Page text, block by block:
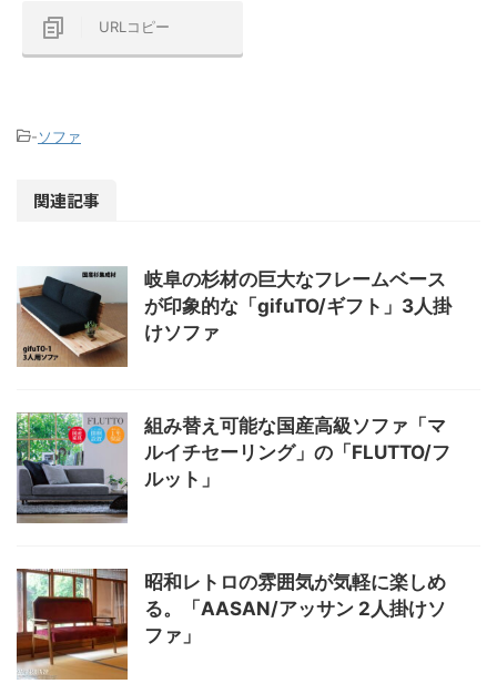
URLコピー
-ソファ
関連記事
岐阜の杉材の巨大なフレームベース
が印象的な「gifuTO/ギフト」3人掛
けソファ
組み替え可能な国産高級ソファ「マ
ルイチセーリング」の「FLUTTO/フ
ルット」
昭和レトロの雰囲気が気軽に楽しめ
る。「AASAN/アッサン 2人掛けソ
ファ」